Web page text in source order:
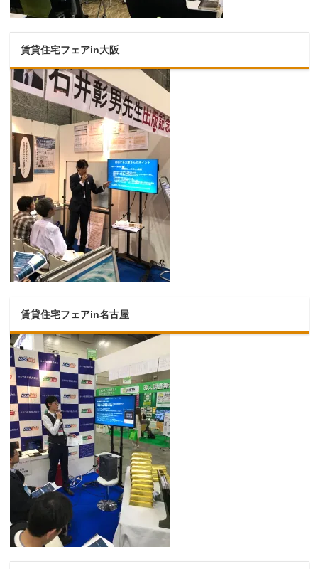
賃貸住宅フェアin大阪
賃貸住宅フェアin名古屋